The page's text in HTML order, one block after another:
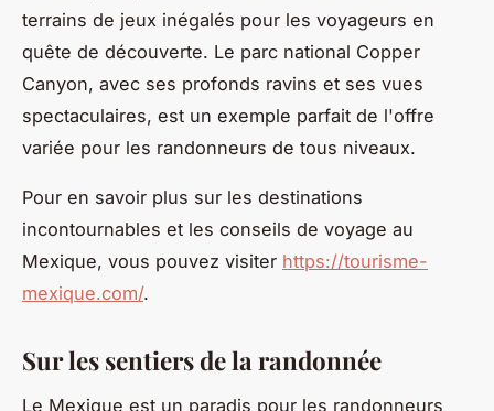
terrains de jeux inégalés pour les voyageurs en
quête de découverte. Le parc national Copper
Canyon, avec ses profonds ravins et ses vues
spectaculaires, est un exemple parfait de l'offre
variée pour les randonneurs de tous niveaux.
Pour en savoir plus sur les destinations
incontournables et les conseils de voyage au
Mexique, vous pouvez visiter https://tourisme-
mexique.com/.
Sur les sentiers de la randonnée
Le Mexique est un paradis pour les randonneurs